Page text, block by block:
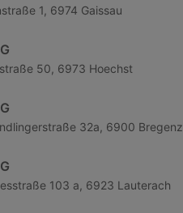
1, 6974 Gaissau
50, 6973 Hoechst
32a, 6900 Bregenz
103 a, 6923 Lauterach